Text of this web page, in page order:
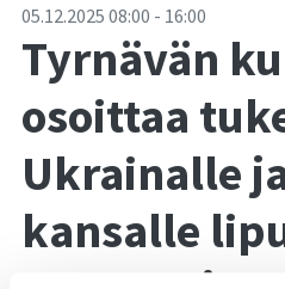
-05.12.2025 08:00 - 16:00
Tyrnävän
osoittaa
Ukrainalle
kansalle